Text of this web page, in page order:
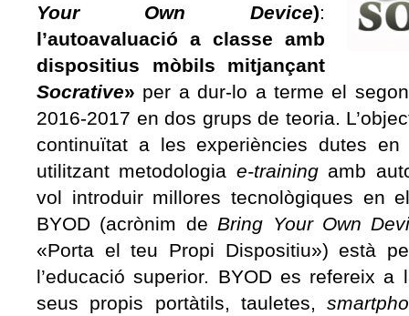
Your Own Device):
l’autoavaluació a classe amb
dispositius mòbils mitjançant
Socrative» per a dur-lo a terme el
2016-2017 en dos grups de teoria.
continuïtat a les experiències dutes
utilitzant metodologia e-trainingamb
vol introduir millores tecnològiques en
BYOD (acrònim deBring Your Own
«Porta el teu Propi Dispositiu») està
l’educació superior. BYOD es refereix
seus propis portàtils, tauletes,